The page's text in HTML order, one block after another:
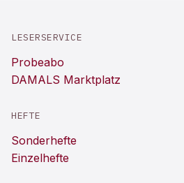
LESERSERVICE
Probeabo
DAMALS Marktplatz
HEFTE
Sonderhefte
Einzelhefte